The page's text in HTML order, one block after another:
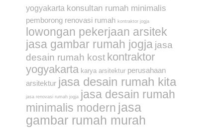
yogyakarta konsultan rumah minimalis
pemborong renovasi rumah kontraktor jogja
lowongan pekerjaan arsitek
jasa gambar rumah jogja jasa
desain rumah kost kontraktor
yogyakarta karya arsitektur perusahaan
arsitektur jasa desain rumah kita
jasa renovasi rumah jogja jasa desain rumah
minimalis modern jasa
gambar rumah murah